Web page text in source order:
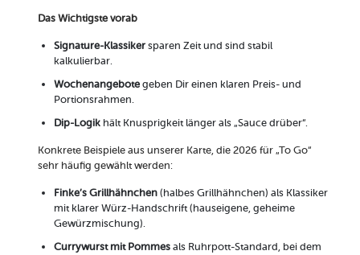
Das Wichtigste vorab
Signature-Klassikersparen Zeit und sind stabil
kalkulierbar.
Wochenangebotegeben Dir einen klaren Preis- und
Portionsrahmen.
Dip-Logikhält Knusprigkeit länger als „Sauce drüber“.
Konkrete Beispiele aus unserer Karte, die 2026 für „To Go“
sehr häufig gewählt werden:
Finke’s Grillhähnchen(halbes Grillhähnchen) als Klassiker
mit klarer Würz-Handschrift (hauseigene, geheime
Gewürzmischung).
Currywurst mit Pommesals Ruhrpott-Standard, bei dem